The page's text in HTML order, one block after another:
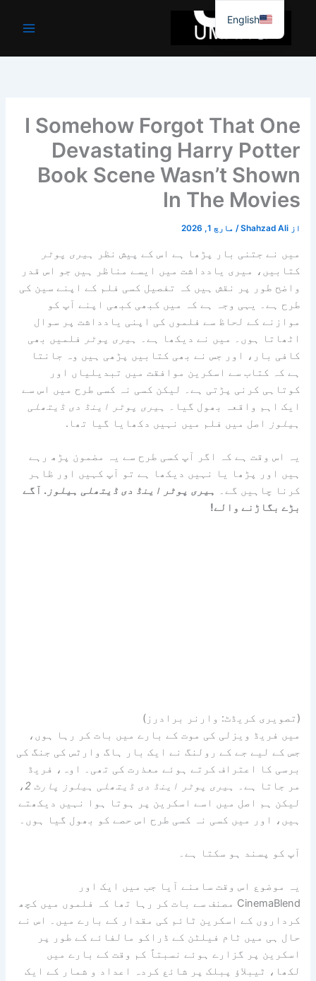
جائیں۔
I Somehow Forgot That One
Devastating Harry Potter
Book Scene Wasn’t Shown
In The Movies
از Shahzad Ali
/ مارچ 1, 2026
میں نے جتنی بار پڑھا ہے اس کے پیش نظر
ہیری پوٹر
کتابیں، میری یادداشت میں ایسے مناظر ہیں جو اس قدر
واضح طور پر نقش ہیں کہ تفصیل کسی فلم کے اپنے سین کی
طرح ہے۔ یہی وجہ ہے کہ میں کبھی کبھی اپنے آپ کو
موازنے کے لحاظ سے فلموں کی اپنی یادداشت پر سوال
اٹھاتا ہوں۔ میں نے دیکھا ہے۔
ہیری پوٹر
فلمیں بھی
کافی بار، اور جس نے بھی کتابیں پڑھی ہیں وہ جانتا
ہے کہ کتاب سے اسکرین موافقت میں تبدیلیاں اور
کوتاہی کرنی پڑتی ہے۔ لیکن کسی نہ کسی طرح میں اس سے
ایک اہم واقعہ بھول گیا۔
ہیری پوٹر اینڈ دی ڈیتھلی
ہیلوز
اصل میں فلم میں نہیں دکھایا گیا تھا.
یہ اس وقت ہے کہ اگر آپ کسی طرح سے یہ مضمون پڑھ رہے
ہیں اور پڑھا یا نہیں دیکھا ہے تو آپ کہیں اور ظاہر
کرنا چاہیں گے۔ ہیری پوٹر اینڈ دی ڈیتھلی ہیلوز. آگے
بڑے بگاڑنے والے!
(تصویری کریڈٹ: وارنر برادرز)
میں فریڈ ویزلی کی موت کے بارے میں بات کر رہا ہوں،
جس کے لیے جے کے رولنگ نے ایک بار ہاگ وارٹس کی جنگ کی
برسی کا اعتراف کرتے ہوئے معذرت کی تھی۔ اوہ، فریڈ
مر جاتا ہے۔
ہیری پوٹر اینڈ دی ڈیتھلی ہیلوز پارٹ 2
،
لیکن ہم اصل میں اسے اسکرین پر ہوتا ہوا نہیں دیکھتے
ہیں، اور میں کسی نہ کسی طرح اس حصے کو بھول گیا ہوں۔
آپ کو پسند ہو سکتا ہے۔
یہ موضوع اس وقت سامنے آیا جب میں ایک اور
CinemaBlend مصنف سے بات کر رہا تھا کہ فلموں میں کچھ
کرداروں کے اسکرین ٹائم کی مقدار کے بارے میں۔ اس نے
حال ہی میں ٹام فیلٹن کے ڈراکو مالفائے کے طور پر
اسکرین پر گزارے ہوئے نسبتاً کم وقت کے بارے میں
لکھا، ٹیبلاؤ پبلک پر شائع کردہ اعداد و شمار کے ایک
English